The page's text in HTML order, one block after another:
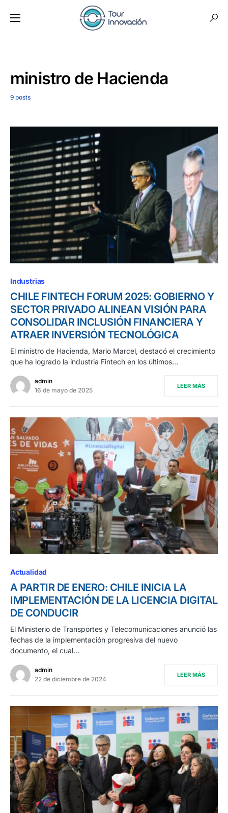
ministro de Hacienda
9 posts
Industrias
CHILE FINTECH FORUM 2025: GOBIERNO Y
SECTOR PRIVADO ALINEAN VISIÓN PARA
CONSOLIDAR INCLUSIÓN FINANCIERA Y
ATRAER INVERSIÓN TECNOLÓGICA
El ministro de Hacienda, Mario Marcel, destacó el crecimiento
que ha logrado la industria Fintech en los últimos…
admin
16 de mayo de 2025
LEER MÁS
Actualidad
A PARTIR DE ENERO: CHILE INICIA LA
IMPLEMENTACIÓN DE LA LICENCIA DIGITAL
DE CONDUCIR
El Ministerio de Transportes y Telecomunicaciones anunció las
fechas de la implementación progresiva del nuevo
documento, el cual…
admin
22 de diciembre de 2024
LEER MÁS